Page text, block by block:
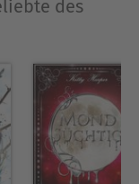
des